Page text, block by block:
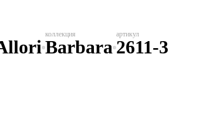
Barbara2611-3